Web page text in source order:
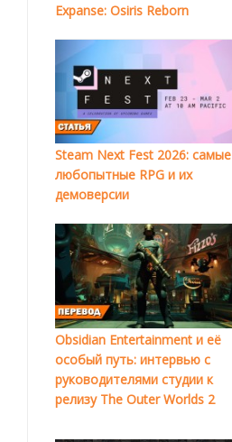
Expanse: Osiris Reborn
Steam Next Fest 2026: самые
любопытные RPG и их
демоверсии
Obsidian Entertainment и её
особый путь: интервью с
руководителями студии к
релизу The Outer Worlds 2